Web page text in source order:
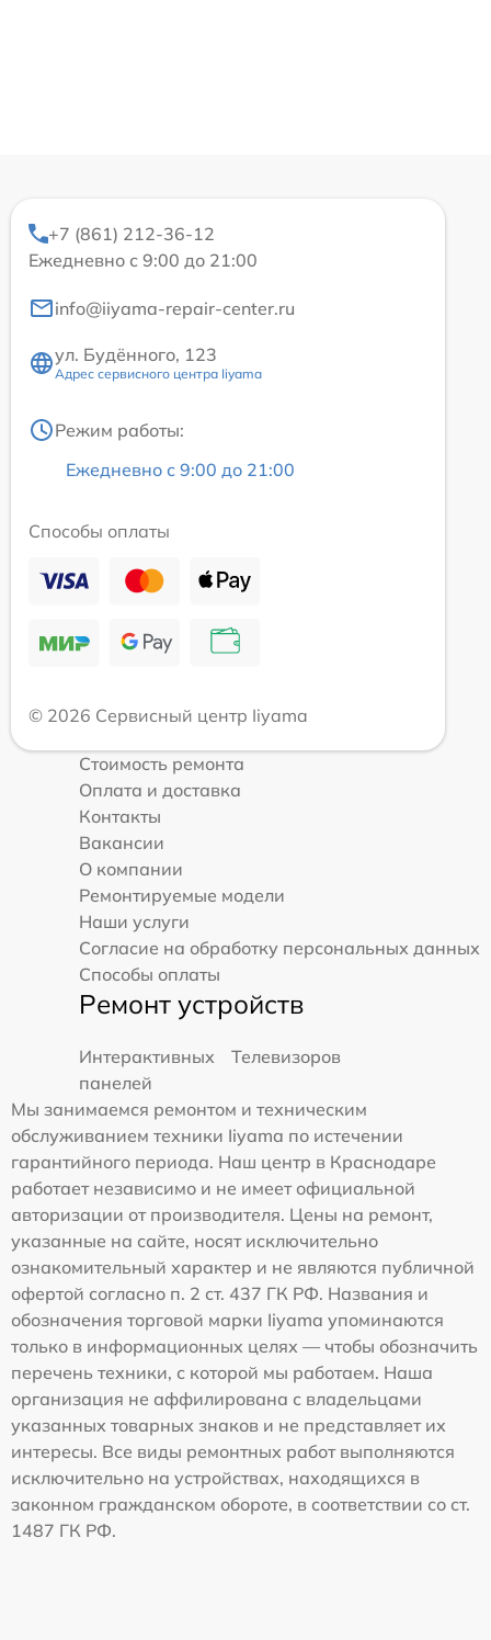
+7 (861) 212-36-12
Ежедневно с 9:00 до 21:00
info@iiyama-repair-center.ru
ул. Будённого, 123
Адрес сервисного центра Iiyama
Режим работы:
Ежедневно с 9:00 до 21:00
Способы оплаты
© 2026 Сервисный центр Iiyama
Стоимость ремонта
Оплата и доставка
Контакты
Вакансии
О компании
Ремонтируемые модели
Наши услуги
Согласие на обработку персональных данных
Способы оплаты
Ремонт устройств
Интерактивных
панелей
Телевизоров
Мы занимаемся ремонтом и техническим
обслуживанием техники Iiyama по истечении
гарантийного периода. Наш центр в Краснодаре
работает независимо и не имеет официальной
авторизации от производителя. Цены на ремонт,
указанные на сайте, носят исключительно
ознакомительный характер и не являются публичной
офертой согласно п. 2 ст. 437 ГК РФ. Названия и
обозначения торговой марки Iiyama упоминаются
только в информационных целях — чтобы обозначить
перечень техники, с которой мы работаем. Наша
организация не аффилирована с владельцами
указанных товарных знаков и не представляет их
интересы. Все виды ремонтных работ выполняются
исключительно на устройствах, находящихся в
законном гражданском обороте, в соответствии со ст.
1487 ГК РФ.